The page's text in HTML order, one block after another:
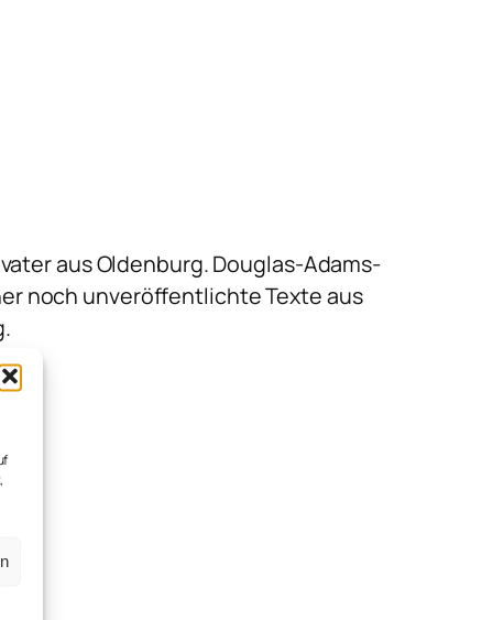
aus Oldenburg. Douglas-Adams-
noch unveröffentlichte Texte aus